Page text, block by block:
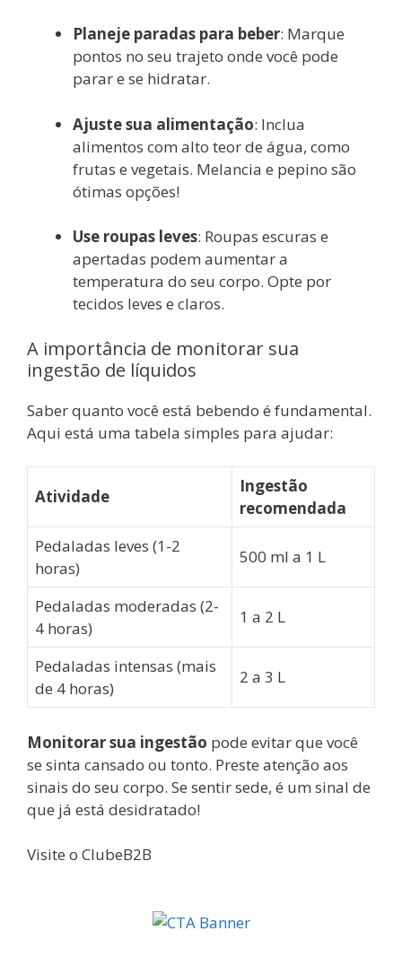
Planeje paradas para beber: Marque
pontos no seu trajeto onde você pode
parar e se hidratar.
Ajuste sua alimentação: Inclua
alimentos com alto teor de água, como
frutas e vegetais. Melancia e pepino são
ótimas opções!
Use roupas leves: Roupas escuras e
apertadas podem aumentar a
temperatura do seu corpo. Opte por
tecidos leves e claros.
A importância de monitorar sua
ingestão de líquidos
Saber quanto você está bebendo é fundamental.
Aqui está uma tabela simples para ajudar:
Atividade
Ingestão
recomendada
Pedaladas leves (1-2
horas)
500 ml a 1 L
Pedaladas moderadas (2-
4 horas)
1 a 2 L
Pedaladas intensas (mais
de 4 horas)
2 a 3 L
Monitorar sua ingestão pode evitar que você
se sinta cansado ou tonto. Preste atenção aos
sinais do seu corpo. Se sentir sede, é um sinal de
que já está desidratado!
Visite o ClubeB2B